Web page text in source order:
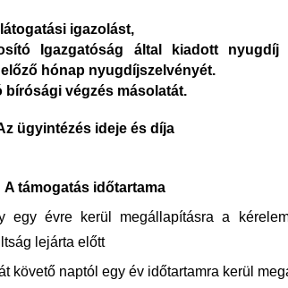
igazolást,
Igazgatóság által kiadott
hónap nyugdíjszelvényét.
végzés másolatát.
ügyintézés ideje és díja
A támogatás időtartama
egy évre kerül megállapításra a
lejárta előtt
követő naptól egy év időtartamra kerül